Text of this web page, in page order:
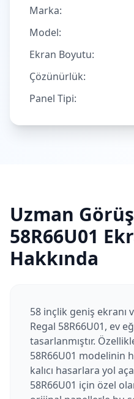
Marka:
Model:
Ekran Boyutu:
Çözünürlük:
Panel Tipi:
Uzman
58R66U01
Hakkında
58 inçlik geniş ekranı
Regal 58R66U01, ev
tasarlanmıştır.
58R66U01 modelinin
kalıcı hasarlara yol
58R66U01 için özel